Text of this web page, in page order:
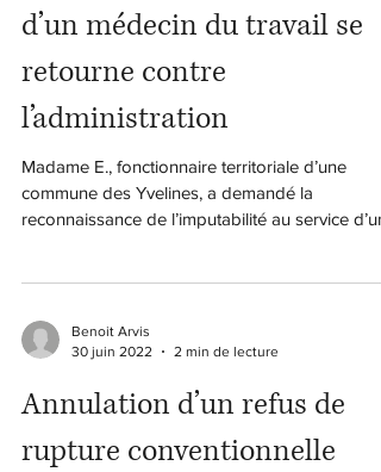
d’un médecin du travail se
retourne contre
l’administration
Madame E., fonctionnaire territoriale d’une
commune des Yvelines, a demandé la
reconnaissance de l’imputabilité au service
Benoit Arvis
30 juin 2022
2 min de lecture
Annulation d’un refus de
rupture conventionnelle